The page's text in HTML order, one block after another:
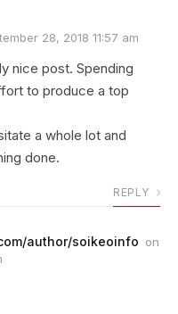
28, 2018 11:57 am
nice post. Spending
to produce a top
a whole lot and
done.
REPLY
author/soikeoinfo on